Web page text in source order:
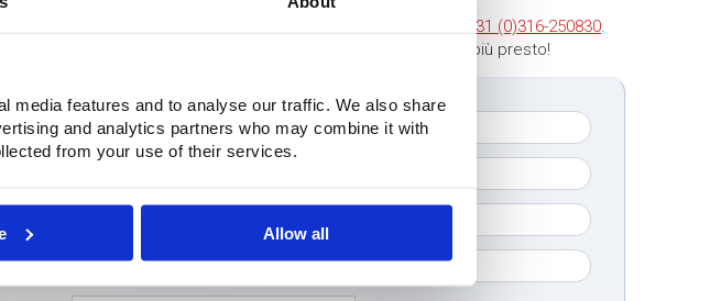
media features and to analyse our traffic. We also share
and analytics partners who may combine it with
from your use of their services.
Allow all
Non esitate a contattarci. Chiamateci al numero +31 (0)316-250830.
il modulo di contatto qui sotto. Vi contatteremo al più presto!